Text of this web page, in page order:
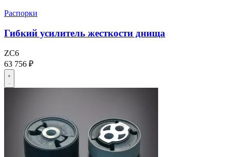
Распорки
Гибкий усилитель жесткости днища
ZC6
63 756 ₽